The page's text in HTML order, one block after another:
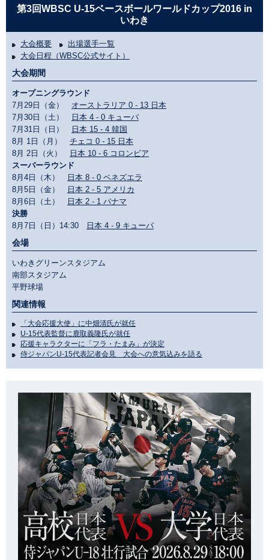
第3回WBSC U-15ベースボールワールドカップ2016 in
いわき
大会概要
出場選手一覧
大会日程（WBSC公式サイト）
大会期間
オープニングラウンド
7月29日（金） オーストラリア 0 - 13 日本
7月30日（土）
日本 4 - 0 キューバ
7月31日（日）
日本 15 - 4 韓国
8月 1日（月） チェコ 0 - 15 日本
8月 2日（火）
日本 10 - 6 コロンビア
スーパーラウンド
8月4日（木）
日本 8 - 0 ベネズエラ
8月5日（金）
日本 2 - 5 アメリカ
8月6日（土）
日本 2 - 1 パナマ
決勝
8月7日（日）14:30
日本 4 - 9 キューバ
会場
いわきグリーンスタジアム
南部スタジアム
平野球場
関連情報
「大会応援大使」に中畑清氏が就任
U-15代表監督に鹿取義隆氏が就任
応援キャラクターに「フラ・たまみ」が決定
侍ジャパンU-15代表記者会見 大会への意気込みを語る